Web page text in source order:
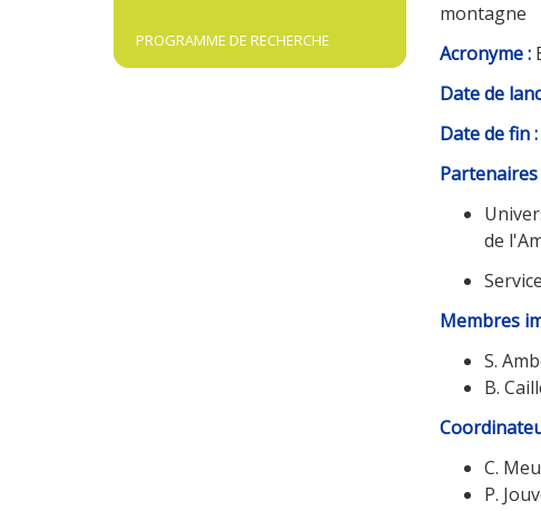
PROGRAMME DE RECHERCHE
montagne
Acronyme :
Date de
Date de fin :
Partenaires
de
Membres
S.
B.
C.
P.